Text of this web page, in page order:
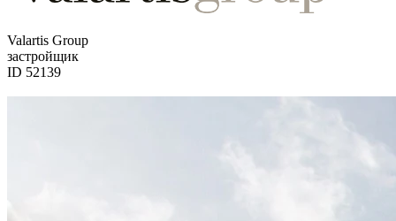
Valartis Group
застройщик
ID 52139